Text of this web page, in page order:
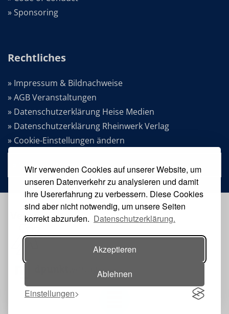
Wir verwenden Cookies auf unserer Website, um
unseren Datenverkehr zu analysieren und damit
ihre Usererfahrung zu verbessern. Diese Cookies
sind aber nicht notwendig, um unsere Seiten
korrekt abzurufen. Datenschutzerklärung.
Akzeptieren
Ablehnen
Einstellungen
» Sponsoring
Rechtliches
» Impressum & Bildnachweise
» AGB Veranstaltungen
» Datenschutzerklärung Heise Medien
» Datenschutzerklärung Rheinwerk Verlag
» Cookie-Einstellungen ändern
» Vertrag widerrufen
Veranstalter: